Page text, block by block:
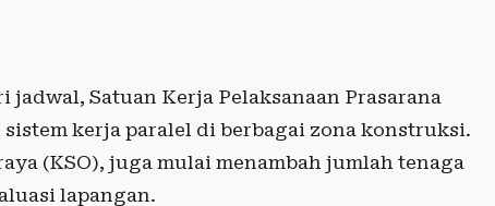
Satuan Kerja Pelaksanaan Prasarana
kerja paralel di berbagai zona konstruksi.
(KSO), juga mulai menambah jumlah tenaga
lapangan.